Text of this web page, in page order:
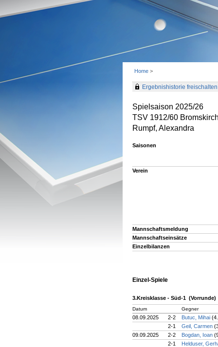
Home >
Ergebnishistorie freischalten
Spielsaison 2025/26
TSV 1912/60
Rumpf, Alexandra
Saisonen
Verein
Mannschaftsmeldung
Mannschaftseinsätze
Einzelbilanzen
Einzel-Spiele
3.Kreisklasse - Süd-1 (Vorrunde)
Datum Gegner
08.09.2025 2-2 Butuc, Mihai
2-1
Geil, Carmen
09.09.2025
2-2 Bogdan, Ioan
2-1
Helduser,